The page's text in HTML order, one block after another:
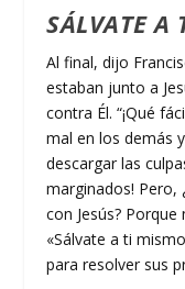
SÁLVATE A
Al final, dijo
estaban junto a
contra Él. “¡Qué
mal en los demás
descargar las
marginados! Pero,
con Jesús?
«Sálvate a ti
para resolver sus